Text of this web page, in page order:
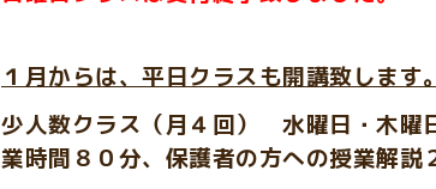
１月からは、平日クラスも開講致します。
少人数クラス（月４回） 水曜日・木
業時間８０分、保護者の方への授業解説